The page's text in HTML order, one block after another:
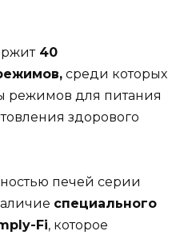
40
среди которых
режимов для питания
здорового
печей серии
специального
Fi, которое